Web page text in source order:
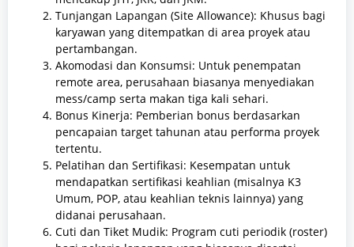
Tunjangan Lapangan (Site Allowance): Khusus bagi
karyawan yang ditempatkan di area proyek atau
pertambangan.
Akomodasi dan Konsumsi: Untuk penempatan
remote area, perusahaan biasanya menyediakan
mess/camp serta makan tiga kali sehari.
Bonus Kinerja: Pemberian bonus berdasarkan
pencapaian target tahunan atau performa proyek
tertentu.
Pelatihan dan Sertifikasi: Kesempatan untuk
mendapatkan sertifikasi keahlian (misalnya K3
Umum, POP, atau keahlian teknis lainnya) yang
didanai perusahaan.
Cuti dan Tiket Mudik: Program cuti periodik (roster)